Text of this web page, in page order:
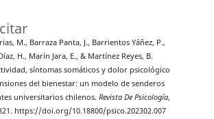
M., Barraza Panta, J., Barrientos Yáñez, P.,
H., Marín Jara, E., & Martínez Reyes, B.
síntomas somáticos y dolor psicológico
del bienestar: un modelo de senderos
universitarios chilenos. Revista De Psicología,
https://doi.org/10.18800/psico.202302.007